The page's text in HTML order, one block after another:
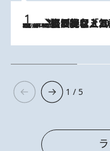
2026.8.5
【なぜ吉沢亮は「気配を消せる」のか？】興行収入208億の『国宝』を経て挑むミュージカル『ディア・エヴァン・ハンセン』。トップ俳優が舞台上でさらけ出した“孤独”とは
1 / 5